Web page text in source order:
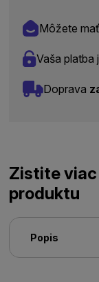
Môžete
Vaša platba
Doprava
Zistite
produktu
Popis